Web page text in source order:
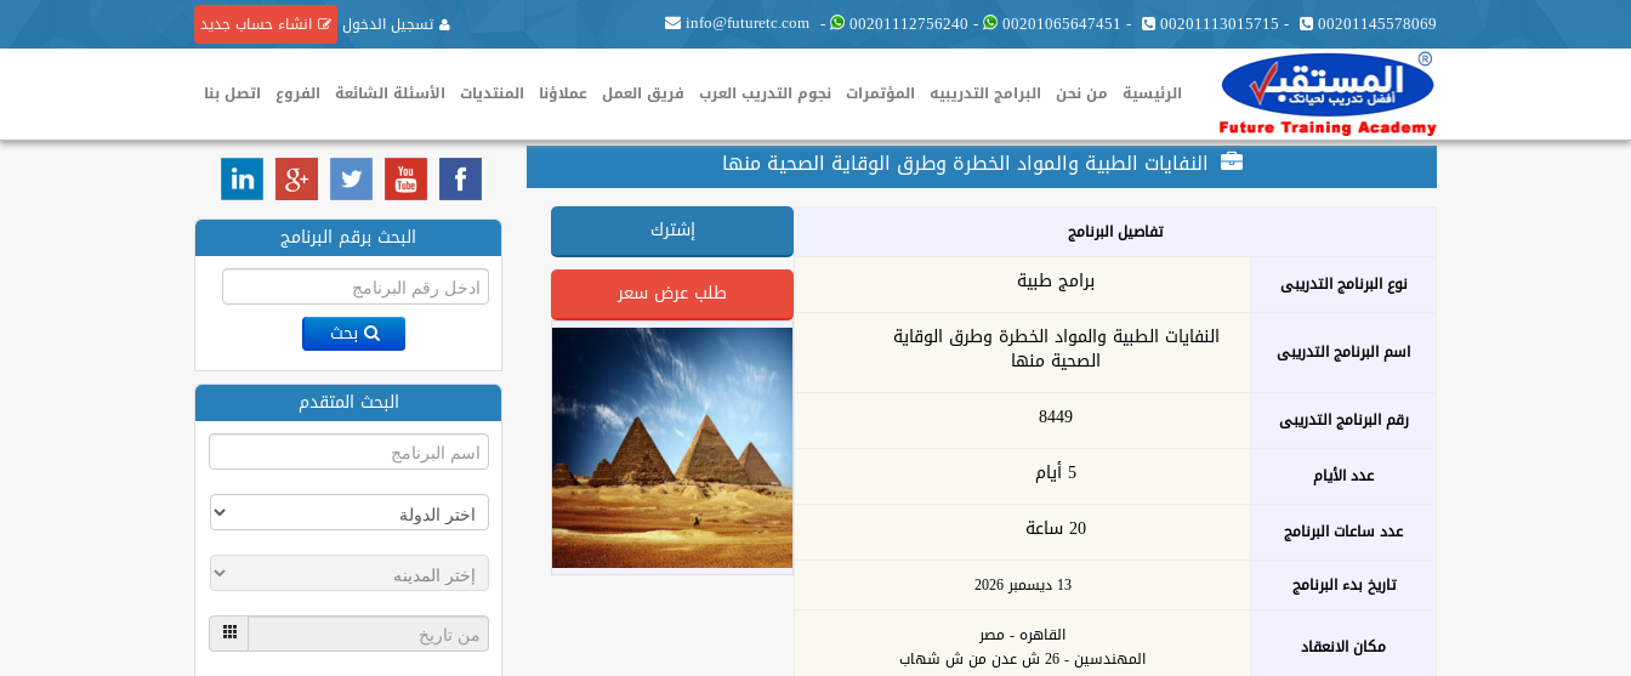
تسجيل الدخول انشاء حساب جديد 00201145578069
-
00201113015715
-
00201065647451
-
00201112756240
-
info@futuretc.com
الرئيسية من نحن البرامج التدريبيه المؤتمرات نجوم التدريب العرب فريق العمل عملاؤنا المنتديات الأسئلة الشائعة الفروع اتصل بنا
النفايات الطبية والمواد الخطرة وطرق الوقاية الصحية منها
تفاصيل البرنامج
نوع البرنامج التدريبى
برامج طبية
اسم البرنامج التدريبى النفايات الطبية والمواد الخطرة وطرق الوقاية
الصحية منها
رقم البرنامج التدريبى 8449
عدد الأيام 5 أيام
عدد ساعات البرنامج 20 ساعة
تاريخ بدء البرنامج 13 ديسمبر 2026
مكان الانعقاد
القاهره - مصر
المهندسين - 26 ش عدن من ش شهاب
إشترك
طلب عرض سعر
البحث برقم البرنامج
بحث
البحث المتقدم